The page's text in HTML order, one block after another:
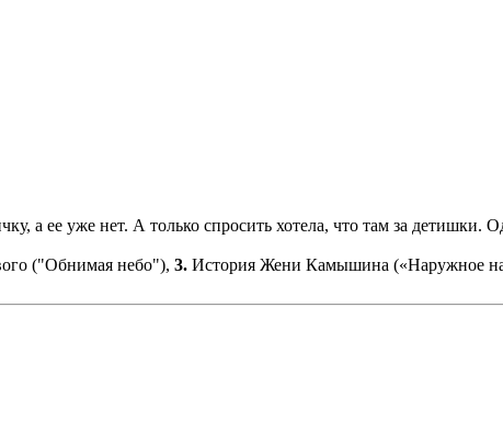
а ее уже нет. А только спросить хотела, что там за детишки.
("Обнимая небо"), 3. История Жени Камышина («Наружное